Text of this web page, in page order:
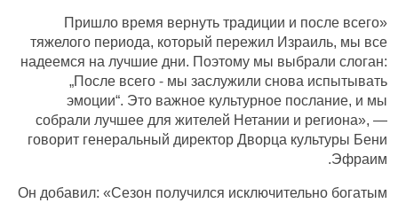
«Пришло время вернуть традиции и после всего
тяжелого периода, который пережил Израиль, мы все
надеемся на лучшие дни. Поэтому мы выбрали слоган:
„После всего - мы заслужили снова испытывать
эмоции“. Это важное культурное послание, и мы
собрали лучшее для жителей Нетании и региона», —
говорит генеральный директор Дворца культуры Бени
Эфраим.
Он добавил: «Сезон получился исключительно богатым